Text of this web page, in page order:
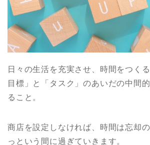
日々の生活を充実させ、時間をつく
目標」と「タスク」のあいだの中間
ること。
商店を設定しなければ、時間は忘却
っという間に過ぎていきます。